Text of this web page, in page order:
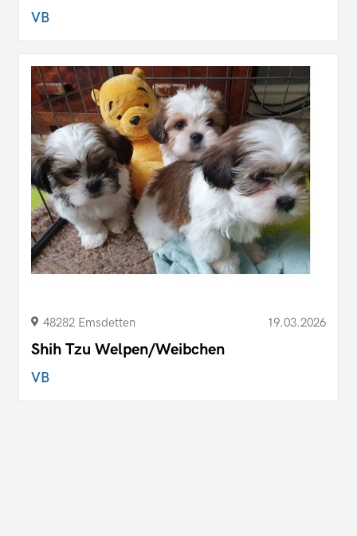
VB
48282 Emsdetten 19.03.2026
Shih Tzu Welpen/Weibchen
VB